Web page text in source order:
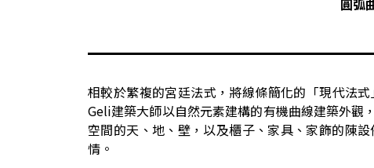
圓弧
相較於繁複的宮廷法式，將線條簡化的「現代法
Geli建築大師以自然元素建構的有機曲線建築外觀
空間的天、地、壁，以及櫃子、家具、家飾的陳
情。